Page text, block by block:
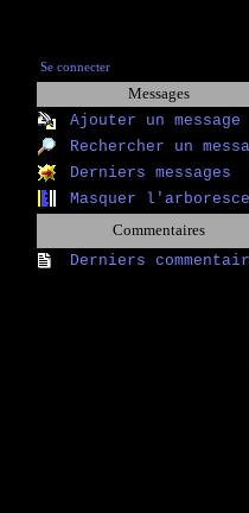
Se connecter
Messages
Ajouter un message
Rechercher un
Derniers messages
Masquer
Commentaires
Derniers